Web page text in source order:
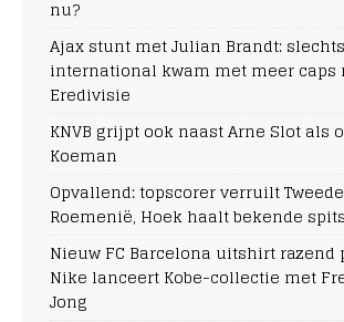
nu?
Ajax stunt met Julian Brandt:
international kwam met meer caps
Eredivisie
KNVB grijpt ook naast Arne Slot als
Koeman
Opvallend: topscorer verruilt
Roemenië, Hoek haalt bekende spits
Nieuw FC Barcelona uitshirt razend
Nike lanceert Kobe-collectie met
Jong